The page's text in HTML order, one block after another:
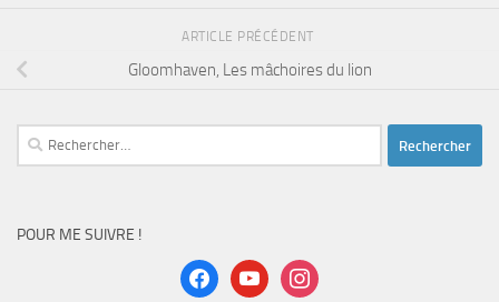
ARTICLE PRÉCÉDENT
Gloomhaven, Les mâchoires du lion
Rechercher :
POUR ME SUIVRE !
facebookyoutubeinstagram